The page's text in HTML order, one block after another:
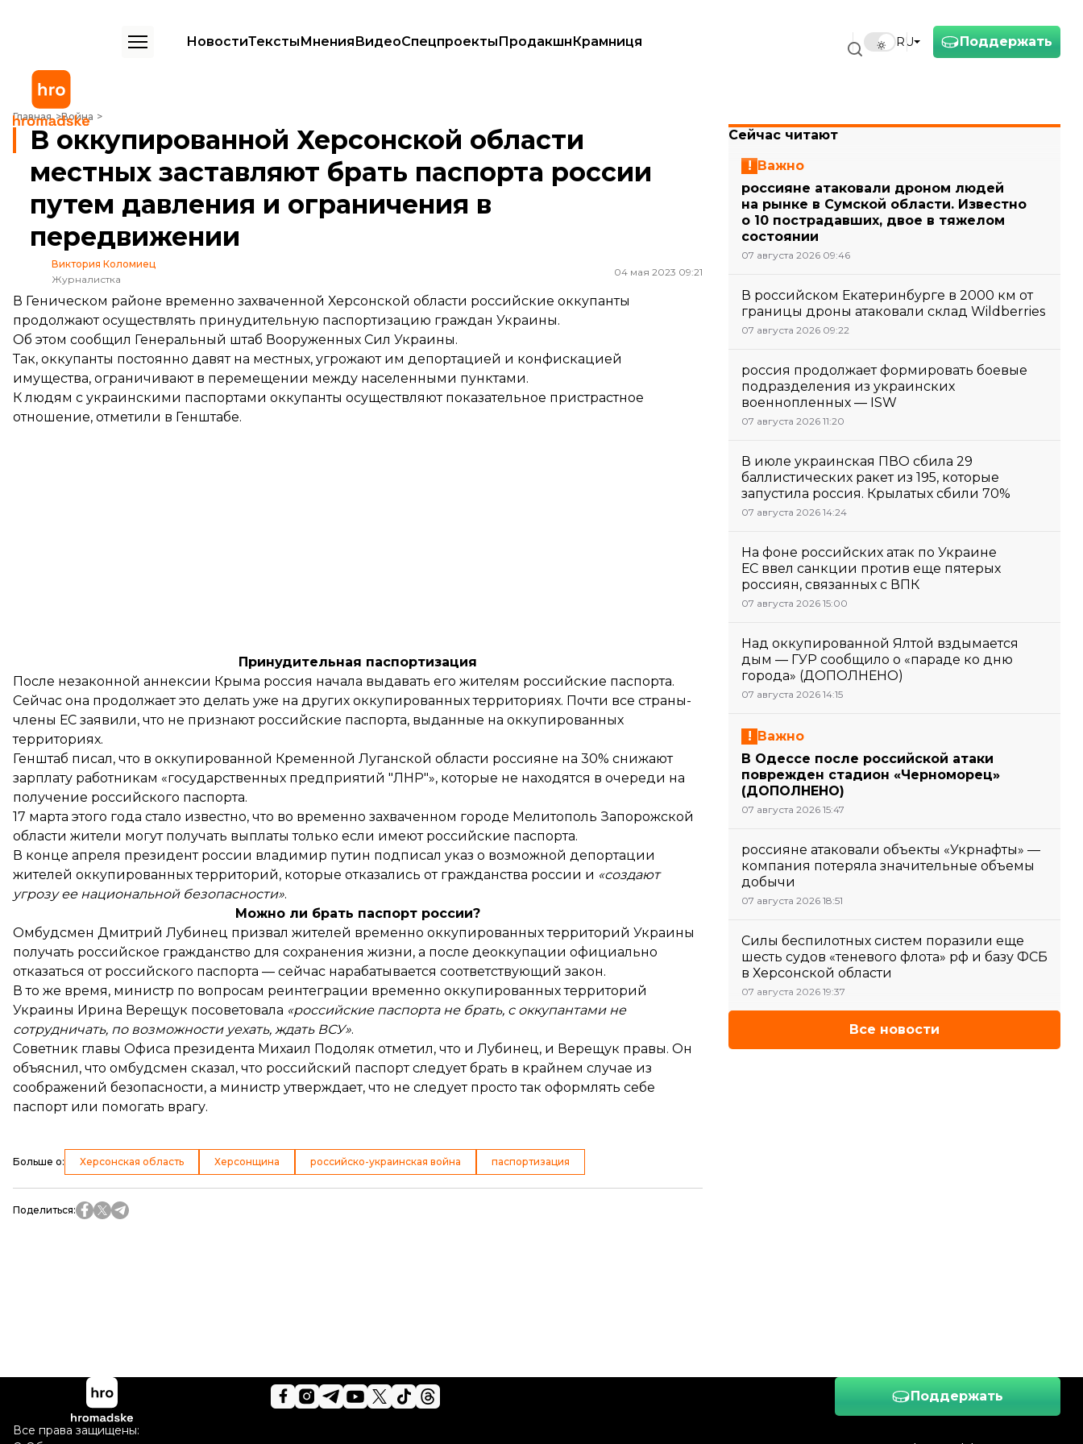
Поддержать
RU
НовостиТекстыМненияВидеоСпецпроектыПродакшнКрамниця
Главная Война
В оккупированной Херсонской области местных заставляют брать паспорта россии путем давления и ограничения в передвижении
В оккупированной Херсонской области
местных заставляют брать паспорта россии
путем давления и ограничения в
передвижении
Виктория Коломиец
Журналистка
04 мая 2023 09:21
В Геническом районе временно захваченной Херсонской области российские оккупанты
продолжают осуществлять принудительную паспортизацию граждан Украины.
Об этом сообщил Генеральный штаб Вооруженных Сил Украины.
Так, оккупанты постоянно давят на местных, угрожают им депортацией и конфискацией
имущества, ограничивают в перемещении между населенными пунктами.
К людям с украинскими паспортами оккупанты осуществляют показательное пристрастное
отношение, отметили в Генштабе.
Принудительная паспортизация
После незаконной аннексии Крыма россия начала выдавать его жителям российские паспорта.
Сейчас она продолжает это делать уже на других оккупированных территориях. Почти все страны-
члены ЕС заявили, что не признают российские паспорта, выданные на оккупированных
территориях.
Генштаб писал, что в оккупированной Кременной Луганской области россияне на 30% снижают
зарплату работникам «государственных предприятий "ЛНР"», которые не находятся в очереди на
получение российского паспорта.
17 марта этого года стало известно, что во временно захваченном городе Мелитополь Запорожской
области жители могут получать выплаты только если имеют российские паспорта.
В конце апреля президент россии владимир путин подписал указ о возможной депортации
жителей оккупированных территорий, которые отказались от гражданства россии и «создают
угрозу ее национальной безопасности».
Можно ли брать паспорт россии?
Омбудсмен Дмитрий Лубинец призвал жителей временно оккупированных территорий Украины
получать российское гражданство для сохранения жизни, а после деоккупации официально
отказаться от российского паспорта — сейчас нарабатывается соответствующий закон.
В то же время, министр по вопросам реинтеграции временно оккупированных территорий
Украины Ирина Верещук посоветовала «российские паспорта не брать, с оккупантами не
сотрудничать, по возможности уехать, ждать ВСУ».
Советник главы Офиса президента Михаил Подоляк отметил, что и Лубинец, и Верещук правы. Он
объяснил, что омбудсмен сказал, что российский паспорт следует брать в крайнем случае из
соображений безопасности, а министр утверждает, что не следует просто так оформлять себе
паспорт или помогать врагу.
Больше о: Херсонская область Херсонщина российско-украинская война паспортизация
Поделиться:
Сейчас читают
Важно
россияне атаковали дроном людей
на рынке в Сумской области. Известно
о 10 пострадавших, двое в тяжелом
состоянии
07 августа 2026 09:46
В российском Екатеринбурге в 2000 км от
границы дроны атаковали склад Wildberries
07 августа 2026 09:22
россия продолжает формировать боевые
подразделения из украинских
военнопленных — ISW
07 августа 2026 11:20
В июле украинская ПВО сбила 29
баллистических ракет из 195, которые
запустила россия. Крылатых сбили 70%
07 августа 2026 14:24
На фоне российских атак по Украине
ЕС ввел санкции против еще пятерых
россиян, связанных с ВПК
07 августа 2026 15:00
Над оккупированной Ялтой вздымается
дым — ГУР сообщило о «параде ко дню
города» (ДОПОЛНЕНО)
07 августа 2026 14:15
Важно
В Одессе после российской атаки
поврежден стадион «Черноморец»
(ДОПОЛНЕНО)
07 августа 2026 15:47
россияне атаковали объекты «Укрнафты» —
компания потеряла значительные объемы
добычи
07 августа 2026 18:51
Силы беспилотных систем поразили еще
шесть судов «теневого флота» рф и базу ФСБ
в Херсонской области
07 августа 2026 19:37
Все новости
Поддержать
Все права защищены: